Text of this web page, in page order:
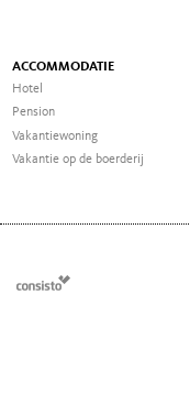
ACCOMMODATIE
Hotel
Pension
Vakantiewoning
Vakantie op de boerderij